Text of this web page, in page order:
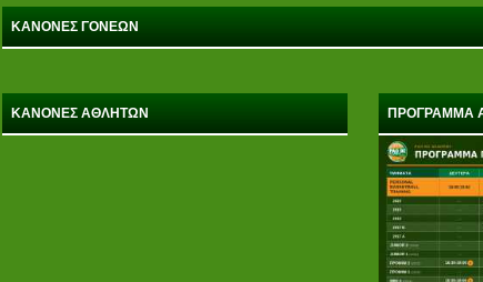
ΚΑΝΟΝΕΣ ΓΟΝΕΩΝ
ΚΑΝΟΝΕΣ ΑΘΛΗΤΩΝ ΠΡΟΓΡΑΜΜΑ